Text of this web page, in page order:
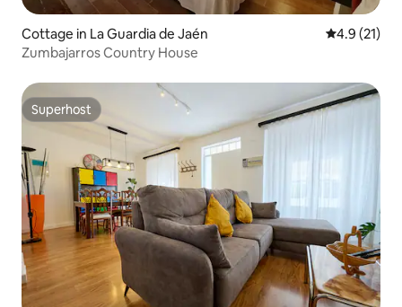
Cottage in La Guardia de Jaén 4.9 out of 5
4.9 (21)
Zumbajarros Country House
Superhost
Superhost